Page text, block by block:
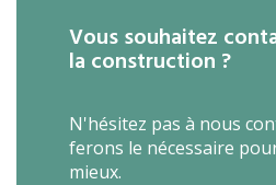
Vous souhaitez
la construction ?
N'hésitez pas à nous
ferons le nécessaire
mieux.